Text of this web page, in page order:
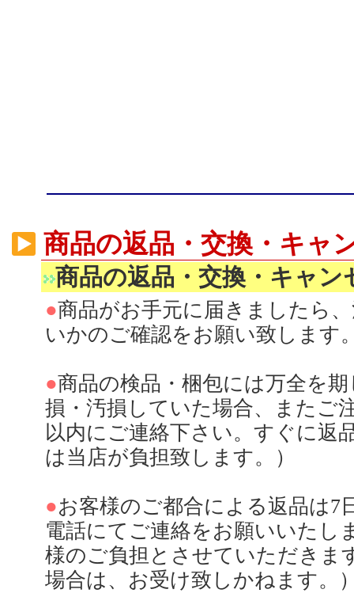
商品の返品・交換・キャ
商品の返品・交換・キャン
●商品がお手元に届きましたら
いかのご確認をお願い致します
●商品の検品・梱包には万全を
損・汚損していた場合、またご
以内にご連絡下さい。すぐに返
は当店が負担致します。）
●お客様のご都合による返品は7
電話にてご連絡をお願いいたし
様のご負担とさせていただきま
場合は、お受け致しかねます。